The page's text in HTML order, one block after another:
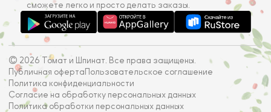
сможете легко и просто делать заказы.
© 2026 Томат и Шпинат. Все права защищены.
Публичная оферта Пользовательское соглашение
Политика конфиденциальности
Согласие на обработку персональных данных
Политика обработки персональных данных